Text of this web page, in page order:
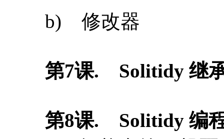
第 课. Solitidy 编
a) 智能合约—“创建